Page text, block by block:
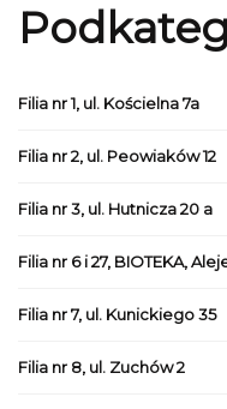
Filia nr 1, ul. Kościelna 7a
Filia nr 2, ul. Peowiaków 12
Filia nr 3, ul. Hutnicza 20 a
Filia nr 6 i 27, BIOTEKA,
Filia nr 7, ul. Kunickiego 35
Filia nr 8, ul. Zuchów 2